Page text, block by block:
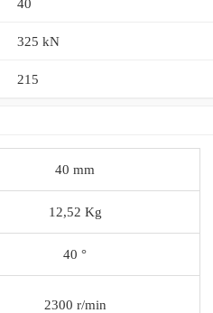
325 kN
215
40 mm
12,52 Kg
40 °
2300 r/min